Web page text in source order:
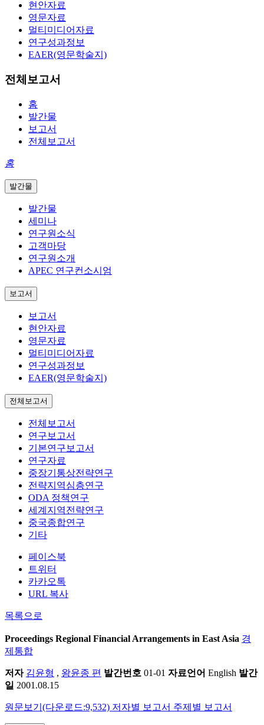
현안자료
영문자료
멀티미디어자료
연구성과정보
EAER(영문학술지)
전체보고서
홈
발간물
보고서
전체보고서
홈
발간물
발간물
세미나
연구원소식
고객마당
연구원소개
APEC 연구컨소시엄
보고서
보고서
현안자료
영문자료
멀티미디어자료
연구성과정보
EAER(영문학술지)
전체보고서
전체보고서
연구보고서
기본연구보고서
연구자료
중장기통상전략연구
전략지역심층연구
ODA 정책연구
세계지역전략연구
중국종합연구
기타
페이스북
트위터
카카오톡
URL 복사
목록으로
Proceedings Regional Financial Arrangements in East Asia 경
제통합
저자 김윤형 , 왕윤종 편 발간번호 01-01 자료언어 English 발간
일 2001.08.15
원문보기(다운로드:9,532) 저자별 보고서 주제별 보고서